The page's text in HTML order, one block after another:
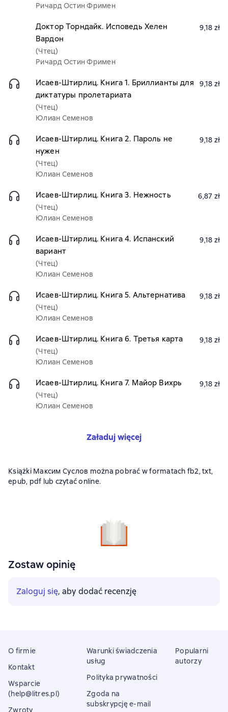
Ричард Остин Фримен
Доктор Торндайк. Исповедь Хелен
Вардон
(Чтец)
Ричард Остин Фримен
9,18 zł
Исаев-Штирлиц. Книга 1. Бриллианты для
диктатуры пролетариата
(Чтец)
Юлиан Семенов
9,18 zł
Исаев-Штирлиц. Книга 2. Пароль не
нужен
(Чтец)
Юлиан Семенов
9,18 zł
Исаев-Штирлиц. Книга 3. Нежность
(Чтец)
Юлиан Семенов
6,87 zł
Исаев-Штирлиц. Книга 4. Испанский
вариант
(Чтец)
Юлиан Семенов
9,18 zł
Исаев-Штирлиц. Книга 5. Альтернатива
(Чтец)
Юлиан Семенов
9,18 zł
Исаев-Штирлиц. Книга 6. Третья карта
(Чтец)
Юлиан Семенов
9,18 zł
Исаев-Штирлиц. Книга 7. Майор Вихрь
(Чтец)
Юлиан Семенов
9,18 zł
Załaduj więcej
Książki Максим Суслов można pobrać w formatach fb2, txt,
epub, pdf lub czytać online.
Zostaw opinię
Zaloguj się, aby dodać recenzję
O firmie
Kontakt
Wsparcie
(help@litres.pl)
Zwroty
Warunki świadczenia
usług
Polityka prywatności
Zgoda na
subskrypcję e-mail
Popularni
autorzy